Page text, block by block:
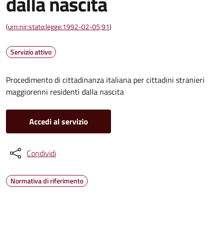
(urn:nir:stato:legge:1992-02-05;91)
Servizio attivo
Procedimento di cittadinanza italiana per cittadini stranieri
maggiorenni residenti dalla nascita
Accedi al servizio
Condividi
Normativa di riferimento